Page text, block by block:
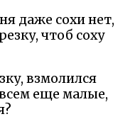
даже сохи нет,
чтоб соху
взмолился
еще малые,